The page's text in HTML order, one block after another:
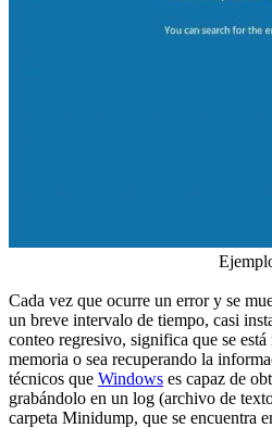
Cada vez que ocurre un error y se
un breve intervalo de tiempo, casi
conteo regresivo, significa que se
memoria o sea recuperando la
técnicos que Windows es capaz de
grabándolo en un log (archivo de
carpeta Minidump, que se encuentra